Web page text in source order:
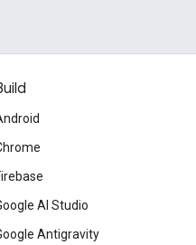
AI Studio
Antigravity